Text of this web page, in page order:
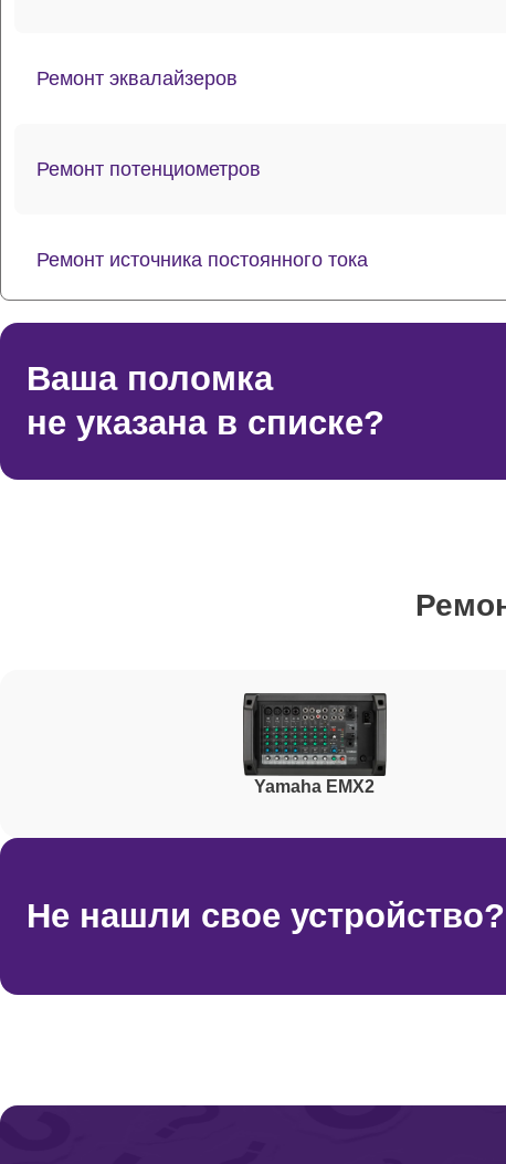
Ремонт эквалайзеров
Ремонт потенциометров
Ремонт источника постоянного тока
Восстановление после попадания влаги
Ваша поломка
не указана в списке?
Yamaha EMX2
Не нашли свое устройство?